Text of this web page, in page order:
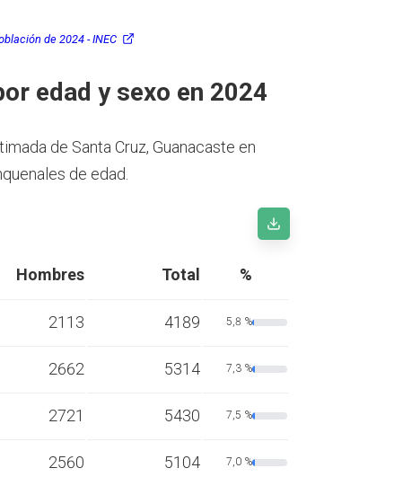
de 2024 - INEC
edad y sexo en 2024
de Santa Cruz, Guanacaste en
de edad.
Hombres Total %
2113 4189 5,8 %
2662 5314 7,3 %
2721 5430 7,5 %
2560 5104 7,0 %